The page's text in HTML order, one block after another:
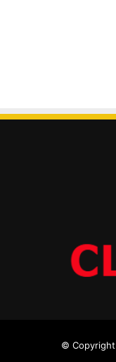
© Copyright